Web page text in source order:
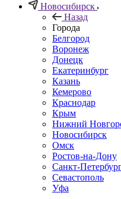
Новосибирск
Назад
Города
Белгород
Воронеж
Донецк
Екатеринбург
Казань
Кемерово
Краснодар
Крым
Нижний
Новосибирск
Омск
Ростов-на-Дону
Санкт-
Севастополь
Уфа